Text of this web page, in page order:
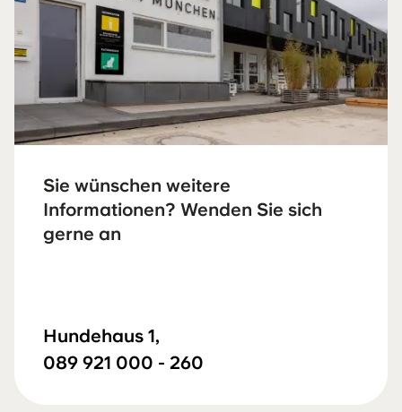
Sie wünschen weitere
Informationen? Wenden Sie sich
gerne an
Hundehaus 1,
089 921 000 - 260